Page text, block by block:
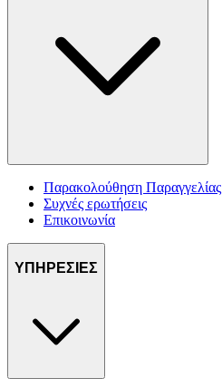
Παρακολούθηση Παραγγελίας
Συχνές ερωτήσεις
Επικοινωνία
ΥΠΗΡΕΣΙΕΣ